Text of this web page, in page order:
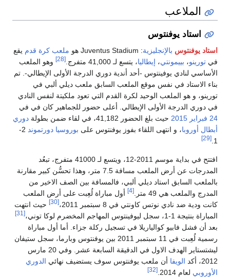
الملاعب
استاد يوفنتوس
يوفنتوس بالإنجليزية: Juventus Stadium هو ملعب كرة قدم يقع
تورينو ،بييمونتي،إيطاليا ، يتسع لـ 41,000 متفرج.
وهو الملعب
لنادي يوفينتوس -أحد أندية دوري الدرجة الأولى الإيطالي-. تم
الاستاد في نفس موقع الملعب السابق ملعب ديلي ألبي في
و هو الملعب الوحيد لكرة القدم التي تعود ملكيتة لنفس النادي
دوري الدرجة الأولى الإيطالي. أعلى حضور للجماهير كان في في
2015 حيث بلغ الحضور 41,182، في لقاء ضمن بطولة
دوري
أوروبا ، و انتهى اللقاء بفوز يوفنتوس على بوروسيا دورتموند 2-
افتتح في بداية موسم 2011-12، ويتسع لـ 41000 متفرج، تبعُد
المدرجات عن أرض الملعب مسافة 7.5 متر، وهذا تحسُّن كبير مقارنة
السابق استاد ديلي ألبي، فالمسافة بين الصف الاخير من
والملعب هي 49 متر.
[4]
أول مباراة لُعِبت على أرض الملعب
ودية ضد نادي نوتس كاونتي في 8 سبتمبر 2011،
[30]
حيث انتهت
1-1، سجل ليوفينتوس المهاجم المخضرم لوكا توني،
أن فشل فابيو كوالياريلا في تسجيل ركلة جزاء. أما أول مباراة
رسمية لُعِبت في 11 سبتمبر 2011 بين يوفنتوس وبارما، سجل ستيفان
ليشتستاير الهدف الاول في الدقيقة السابعة عشر. وفي 20 مارس
الويفا أن ملعب يوفنتوس سوف يستضيف نهائي الدوري
لعام 2014. [32]